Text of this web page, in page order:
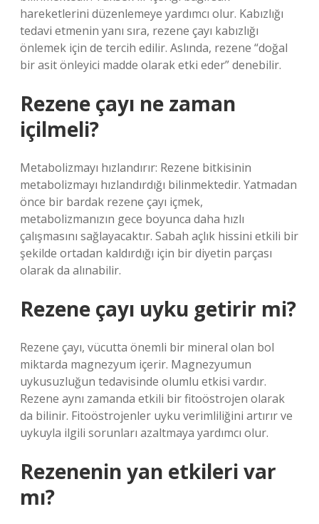
hareketlerini düzenlemeye yardımcı olur. Kabızlığı
tedavi etmenin yanı sıra, rezene çayı kabızlığı
önlemek için de tercih edilir. Aslında, rezene “doğal
bir asit önleyici madde olarak etki eder” denebilir.
Rezene çayı ne zaman
içilmeli?
Metabolizmayı hızlandırır: Rezene bitkisinin
metabolizmayı hızlandırdığı bilinmektedir. Yatmadan
önce bir bardak rezene çayı içmek,
metabolizmanızın gece boyunca daha hızlı
çalışmasını sağlayacaktır. Sabah açlık hissini etkili bir
şekilde ortadan kaldırdığı için bir diyetin parçası
olarak da alınabilir.
Rezene çayı uyku getirir mi?
Rezene çayı, vücutta önemli bir mineral olan bol
miktarda magnezyum içerir. Magnezyumun
uykusuzluğun tedavisinde olumlu etkisi vardır.
Rezene aynı zamanda etkili bir fitoöstrojen olarak
da bilinir. Fitoöstrojenler uyku verimliliğini artırır ve
uykuyla ilgili sorunları azaltmaya yardımcı olur.
Rezenenin yan etkileri var
mı?